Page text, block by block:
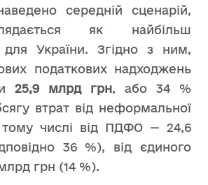
середній сценарій,
як найбільш
для України. Згідно з ним,
податкових надходжень
25,9 млрд грн, або 34 %
втрат від неформальної
тому числі від ПДФО — 24,6
36 %), від єдиного
грн (14 %).